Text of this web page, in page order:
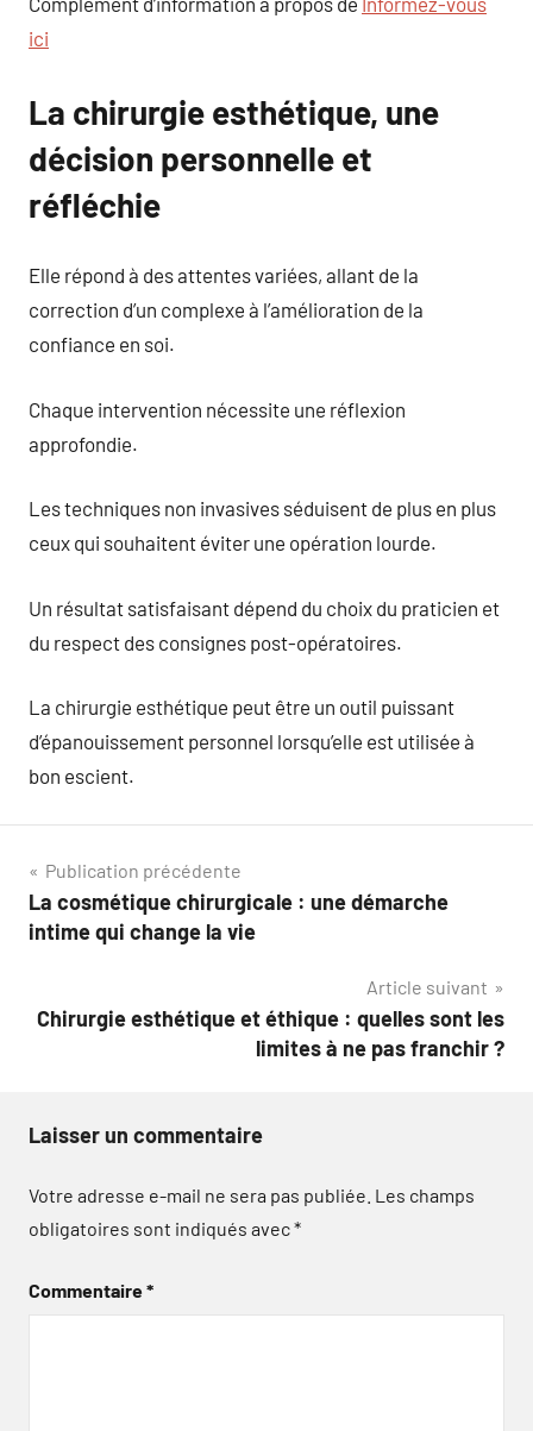
ici
La chirurgie esthétique, une
décision personnelle et
réfléchie
Elle répond à des attentes variées, allant de la
correction d’un complexe à l’amélioration de la
confiance en soi.
Chaque intervention nécessite une réflexion
approfondie.
Les techniques non invasives séduisent de plus en plus
ceux qui souhaitent éviter une opération lourde.
Un résultat satisfaisant dépend du choix du praticien et
du respect des consignes post-opératoires.
La chirurgie esthétique peut être un outil puissant
d’épanouissement personnel lorsqu’elle est utilisée à
bon escient.
Navigation
de
Publication précédente
La cosmétique chirurgicale : une démarche
intime qui change la vie
Article suivant
Chirurgie esthétique et éthique : quelles sont les
limites à ne pas franchir ?
Laisser un commentaire
Votre adresse e-mail ne sera pas publiée. Les champs
obligatoires sont indiqués avec*
Commentaire*